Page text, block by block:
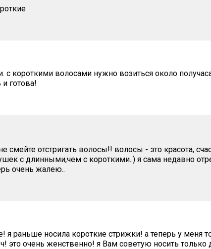
с короткими волосами нужно возиться около
и готова!
смейте отстригать волосы!! волосы - это красота,
с длинными,чем с короткими..) я сама недавно
очень жалею..
я раньше носила короткие стрижки! а теперь у меня
это очень женственно! я Вам советую носить только